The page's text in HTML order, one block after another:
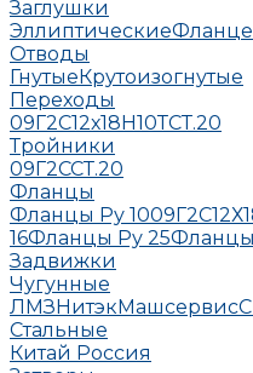
Заглушки
Эллиптические
Отводы
Гнутые Крутоизогнутые
Переходы
09Г2С12х18Н10ТСТ.20
Тройники
09Г2ССТ.20
Фланцы
Фланцы Ру 1009Г2С
16Фланцы Ру 25
Задвижки
Чугунные
ЛМЗ НитэкМашсервис
Стальные
Китай Россия